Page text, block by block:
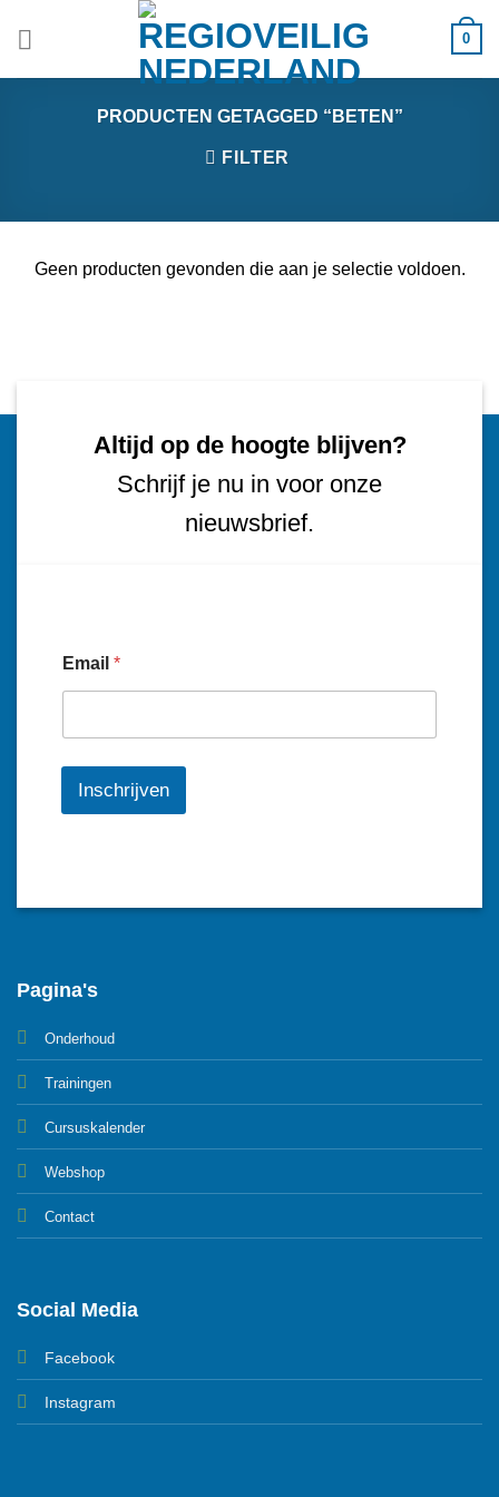
0
PRODUCTEN GETAGGED “BETEN”
FILTER
Geen producten gevonden die aan je selectie voldoen.
Altijd op de hoogte blijven?
Schrijf je nu in voor onze
nieuwsbrief.
Email *
Inschrijven
Pagina's
Onderhoud
Trainingen
Cursuskalender
Webshop
Contact
Social Media
Facebook
Instagram